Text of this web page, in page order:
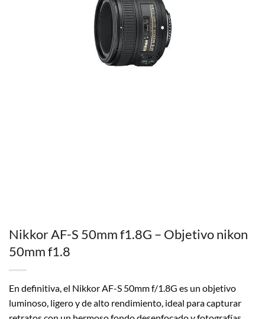
Nikkor AF-S 50mm f1.8G – Objetivo nikon
50mm f1.8
En definitiva, el Nikkor AF-S 50mm f/1.8G es un objetivo
luminoso, ligero y de alto rendimiento, ideal para capturar